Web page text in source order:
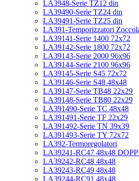
LA3948-Serie TZ12 din
LA39490-Serie TZ24 din
LA39491-Serie TZ25 din
LA391-Temporizzatori
LA39141-Serie 1400 72x72
LA39142-Serie 1800 72x72
LA39143-Serie 2000 96x96
LA39144-Serie 2100 96x96
LA39145-Serie S45 72x72
LA39146-Serie S48 48x48
LA39147-Serie TB48 22x29
LA39148-Serie TB80 22x29
LA391490-Serie TC 48x48
LA391491-Serie TF 22x29
LA391492-Serie TN 39x39
LA391493-Serie TY 72x72
LA392-Termoregolatori
LA39241-RC47 48x48
LA39242-RC48 48x48
LA39243-RC49 48x48
LA39244-RC91 48x48